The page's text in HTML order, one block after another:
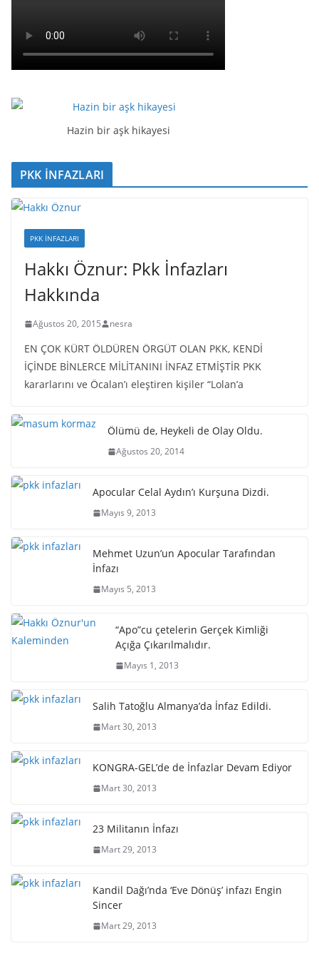
Hazin bir aşk hikayesi
PKK İNFAZLARI
PKK İNFAZLARI
Hakkı Öznur: Pkk İnfazları
Hakkında
Ağustos 20, 2015 nesra
EN ÇOK KÜRT ÖLDÜREN ÖRGÜT OLAN PKK, KENDİ
İÇİNDE BİNLERCE MİLİTANINI İNFAZ ETMİŞTİR PKK
kararlarını ve Öcalan’ı eleştiren kişiler “Lolan’a
Ölümü de, Heykeli de Olay Oldu.
Ağustos 20, 2014
Apocular Celal Aydın’ı Kurşuna Dizdi.
Mayıs 9, 2013
Mehmet Uzun’un Apocular Tarafından
İnfazı
Mayıs 5, 2013
“Apo”cu çetelerin Gerçek Kimliği
Açığa Çıkarılmalıdır.
Mayıs 1, 2013
Salih Tatoğlu Almanya’da İnfaz Edildi.
Mart 30, 2013
KONGRA-GEL’de de İnfazlar Devam Ediyor
Mart 30, 2013
23 Militanın İnfazı
Mart 29, 2013
Kandil Dağı’nda ‘Eve Dönüş’ infazı Engin
Sincer
Mart 29, 2013